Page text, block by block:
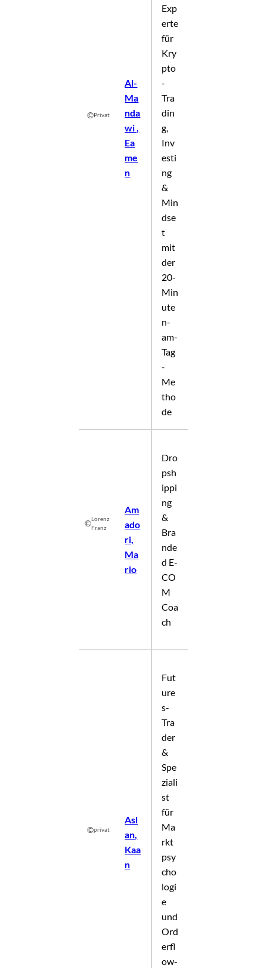
©Privat
©Lorenz
Franz
©privat
Al-
Ma
nda
wi ,
Ea
me
n
Am
ado
ri,
Ma
rio
Asl
an,
Kaa
n
Exp
erte
für
Kry
pto
-
Tra
din
g,
Inv
esti
ng
&
Min
dse
t
mit
der
20-
Min
ute
n-
am-
Tag
-
Me
tho
de
Dro
psh
ippi
ng
&
Bra
nde
d E-
CO
M
Coa
ch
Fut
ure
s-
Tra
der
&
Spe
ziali
st
für
Ma
rkt
psy
cho
logi
e
und
Ord
erfl
ow-